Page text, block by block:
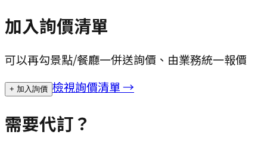
加入詢價清單
可以再勾景點/餐廳一併送詢價、由業務統一報價
+ 加入詢價 檢視詢價清單 →
需要代訂？